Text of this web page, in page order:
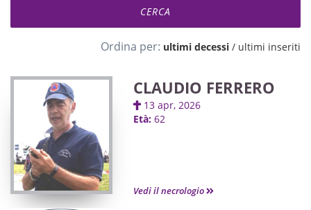
Ordina per: ultimi decessi / ultimi inseriti
CLAUDIO FERRERO
13 apr, 2026
Età: 62
Vedi il necrologio